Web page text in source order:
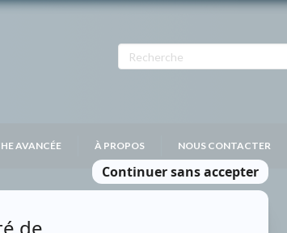
AVANCÉE À PROPOS NOUS CONTACTER